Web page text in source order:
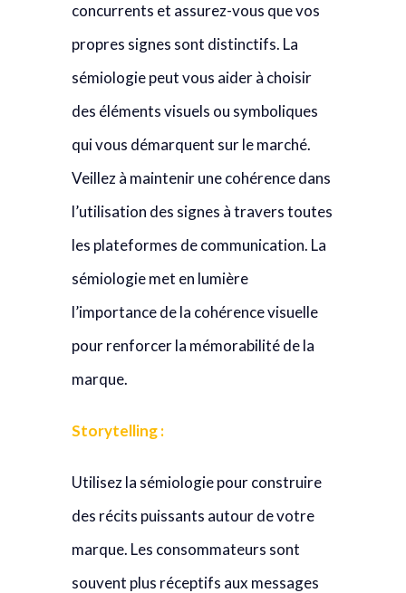
concurrents et assurez-vous que vos
propres signes sont distinctifs. La
sémiologie peut vous aider à choisir
des éléments visuels ou symboliques
qui vous démarquent sur le marché.
Veillez à maintenir une cohérence dans
l’utilisation des signes à travers toutes
les plateformes de communication. La
sémiologie met en lumière
l’importance de la cohérence visuelle
pour renforcer la mémorabilité de la
marque.
Storytelling :
Utilisez la sémiologie pour construire
des récits puissants autour de votre
marque. Les consommateurs sont
souvent plus réceptifs aux messages